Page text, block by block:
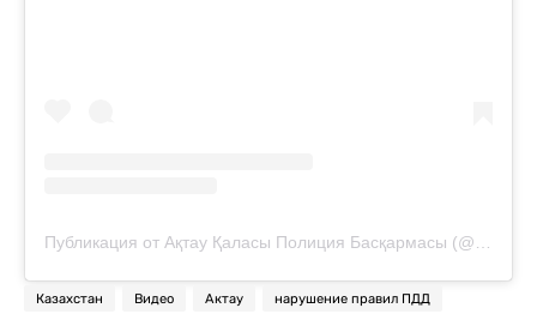
Казахстан Видео Актау нарушение правил ПДД